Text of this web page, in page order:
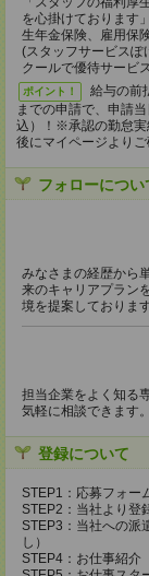
を心掛けております
生年金保険、雇用保
(スタッフサービスぽ
クールで優待サービ
ポイント！
給与の前
までの申請で、申請
込）！※承認の勤怠
後にマイページより
フォローについ
みなさまの経歴から
来のキャリアプラン
境を提案しておりま
担当企業をよく知る
気軽に相談できます。
登録について
STEP1：応募フォー
STEP2：当社より登
STEP3：当社への
し）
STEP4：お仕事紹介